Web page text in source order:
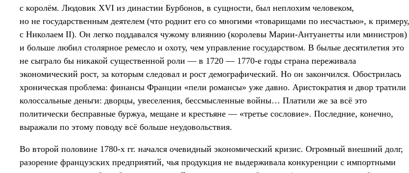
с королём. Людовик XVI из династии Бурбонов, в сущности, был неплохим человеком,
но не государственным деятелем (что роднит его со многими «товарищами по несчастью», к примеру,
с Николаем II). Он легко поддавался чужому влиянию (королевы Марии-Антуанетты или министров)
и больше любил столярное ремесло и охоту, чем управление государством. В былые десятилетия это
не сыграло бы никакой существенной роли — в 1720 — 1770-е годы страна переживала
экономический рост, за которым следовал и рост демографический. Но он закончился. Обострилась
хроническая проблема: финансы Франции «пели романсы» уже давно. Аристократия и двор тратили
колоссальные деньги: дворцы, увеселения, бессмысленные войны… Платили же за всё это
политически бесправные буржуа, мещане и крестьяне — «третье сословие». Последние, конечно,
выражали по этому поводу всё больше неудовольствия.
Во второй половине 1780-х гг. начался очевидный экономический кризис. Огромный внешний долг,
разорение французских предприятий, чья продукция не выдерживала конкуренции с импортными